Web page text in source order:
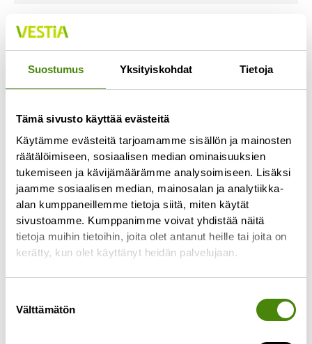
Suostumus Yksityiskohdat Tietoja
Tämä sivusto käyttää evästeitä
Käytämme evästeitä tarjoamamme sisällön ja mainosten
räätälöimiseen, sosiaalisen median ominaisuuksien
tukemiseen ja kävijämäärämme analysoimiseen. Lisäksi
jaamme sosiaalisen median, mainosalan ja analytiikka-
alan kumppaneillemme tietoja siitä, miten käytät
sivustoamme. Kumppanimme voivat yhdistää näitä
tietoja muihin tietoihin, joita olet antanut heille tai joita on
kerätty, kun olet käyttänyt heidän palvelujaan.
valinta
Välttämätön
PÄIVITETTY:
Puhelinasiakaspalvelu toimii
27.4.2023